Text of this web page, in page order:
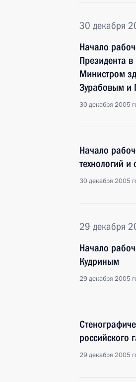
30 декабря
Начало
Президента
Министром
Зурабовым и
30 декабря 2005
Начало
технологий
30 декабря 2005
29 декабря
Начало
Кудриным
29 декабря 2005
российского
29 декабря 2005